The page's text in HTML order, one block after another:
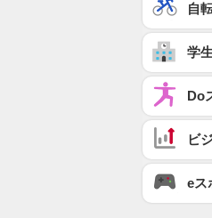
自
学
Do
ビ
eス